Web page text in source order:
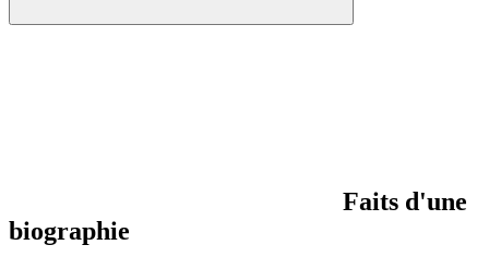
Faits d'une
biographie